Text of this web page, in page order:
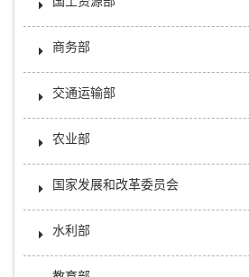
商务部
交通运输部
农业部
国家发展和改革委员会
水利部